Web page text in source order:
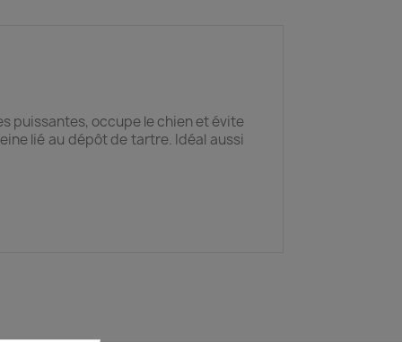
puissantes, occupe le chien et évite
lié au dépôt de tartre. Idéal aussi